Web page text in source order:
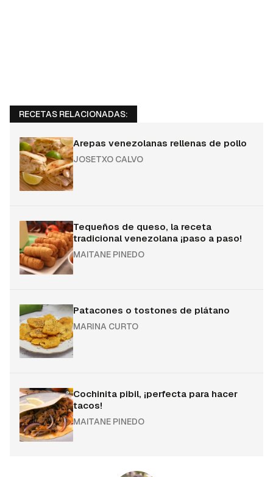
RECETAS RELACIONADAS:
Arepas venezolanas rellenas de pollo
JOSETXO CALVO
Tequeños de queso, la receta
tradicional venezolana ¡paso a paso!
MAITANE PINEDO
Patacones o tostones de plátano
MARINA CURTO
Cochinita pibil, ¡perfecta para hacer
tacos!
MAITANE PINEDO